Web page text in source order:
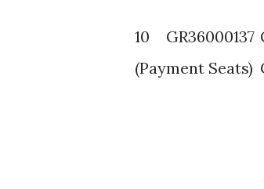
10 GR36000137
(Payment Seats)